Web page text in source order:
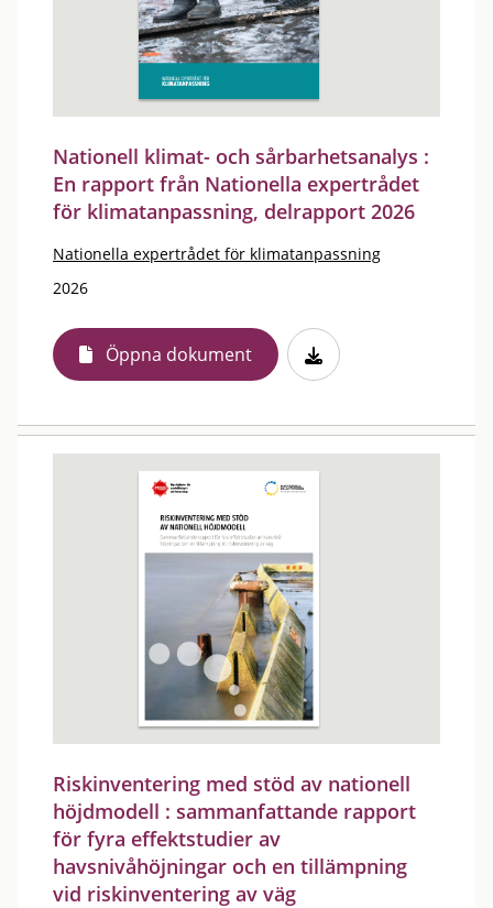
Nationell klimat- och sårbarhetsanalys :
En rapport från Nationella expertrådet
för klimatanpassning, delrapport 2026
Nationella expertrådet för klimatanpassning
2026
Öppna dokument
Riskinventering med stöd av nationell
höjdmodell : sammanfattande rapport
för fyra effektstudier av
havsnivåhöjningar och en tillämpning
vid riskinventering av väg